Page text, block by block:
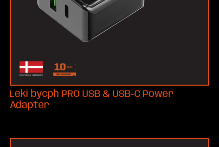
Leki bycph PRO USB & USB-C Power
Adapter